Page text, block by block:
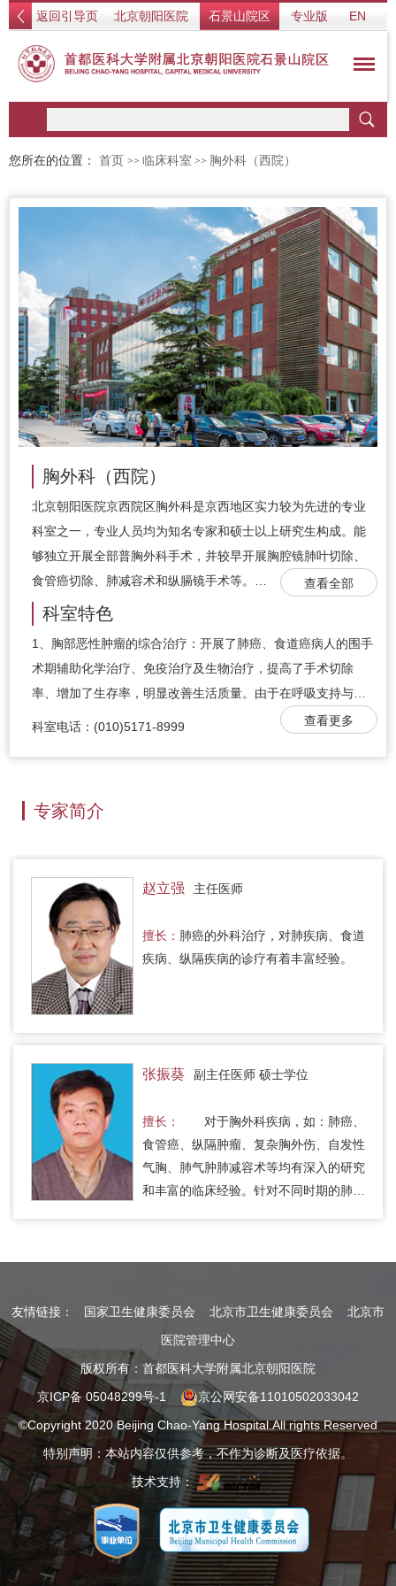
返回引导页 北京朝阳医院 石景山院区 专业版 EN
您所在的位置： 首页 >> 临床科室 >> 胸外科（西院）
胸外科（西院）
北京朝阳医院京西院区胸外科是京西地区实力较为先进的专业
科室之一，专业人员均为知名专家和硕士以上研究生构成。能
够独立开展全部普胸外科手术，并较早开展胸腔镜肺叶切除、
食管癌切除、肺减容术和纵膈镜手术等。…
查看全部
科室特色
1、胸部恶性肿瘤的综合治疗：开展了肺癌、食道癌病人的围手
术期辅助化学治疗、免疫治疗及生物治疗，提高了手术切除
率、增加了生存率，明显改善生活质量。由于在呼吸支持与…
查看更多
科室电话：(010)5171-8999
专家简介
赵立强 主任医师
擅长： 肺癌的外科治疗，对肺疾病、食道
疾病、纵隔疾病的诊疗有着丰富经验。
张振葵 副主任医师 硕士学位
擅长：
对于胸外科疾病，如：肺癌、
食管癌、纵隔肿瘤、复杂胸外伤、自发性
气胸、肺气肿肺减容术等均有深入的研究
和丰富的临床经验。针对不同时期的肺
友情链接： 国家卫生健康委员会 北京市卫生健康委员会
北京市
医院管理中心
版权所有：首都医科大学附属北京朝阳医院
京ICP备 05048299号-1
京公网安备11010502033042
©Copyright 2020 Beijing Chao-Yang Hospital.All rights Reserved
特别声明：本站内容仅供参考，不作为诊断及医疗依据。
技术支持：